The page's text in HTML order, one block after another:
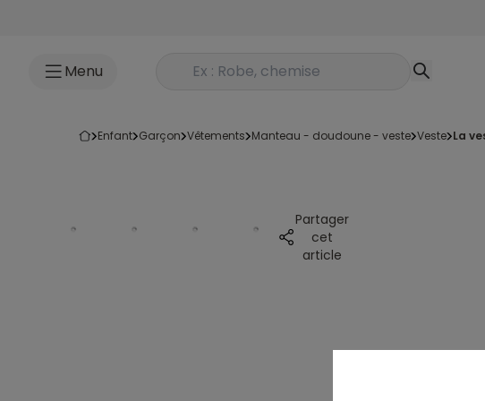
Menu Rechercher un produit
enfant garçon vêtements manteau - doudoune - veste veste la
Partager
cet
article